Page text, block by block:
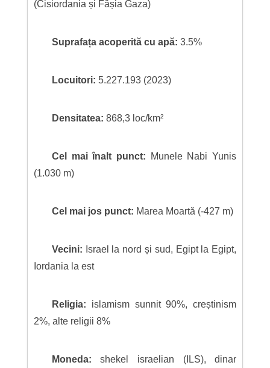
(Cisiordania și Fâșia Gaza)
Suprafața acoperită cu apă: 3.5%
Locuitori: 5.227.193 (2023)
Densitatea: 868,3 loc/km²
Cel mai înalt punct:
Munele Nabi Yunis
(1.030 m)
Cel mai jos punct: Marea Moartă (-427 m)
Vecini: Israel la nord și sud, Egipt la Egipt,
Iordania la est
Religia: islamism sunnit 90%, creștinism
2%, alte religii 8%
Moneda:shekel israelian (ILS), dinar